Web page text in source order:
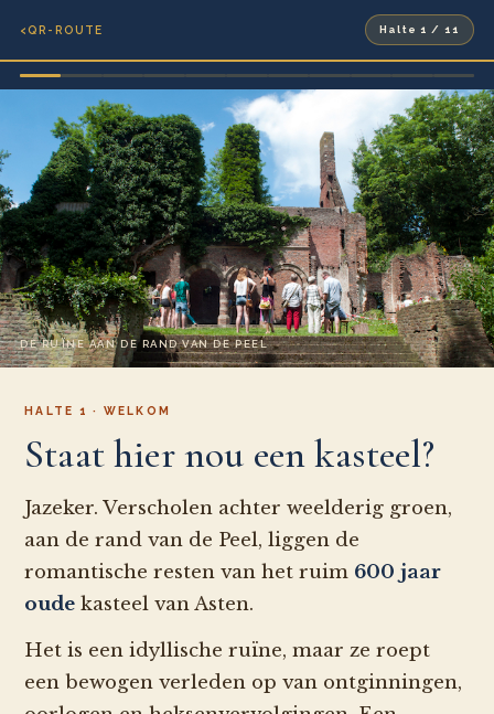
‹ QR-ROUTE Halte 1 / 11
DE RUÏNE AAN DE RAND VAN DE PEEL
HALTE 1 · WELKOM
Staat hier nou een kasteel?
Jazeker. Verscholen achter weelderig groen,
aan de rand van de Peel, liggen de
romantische resten van het ruim 600 jaar
oude kasteel van Asten.
Het is een idyllische ruïne, maar ze roept
een bewogen verleden op van ontginningen,